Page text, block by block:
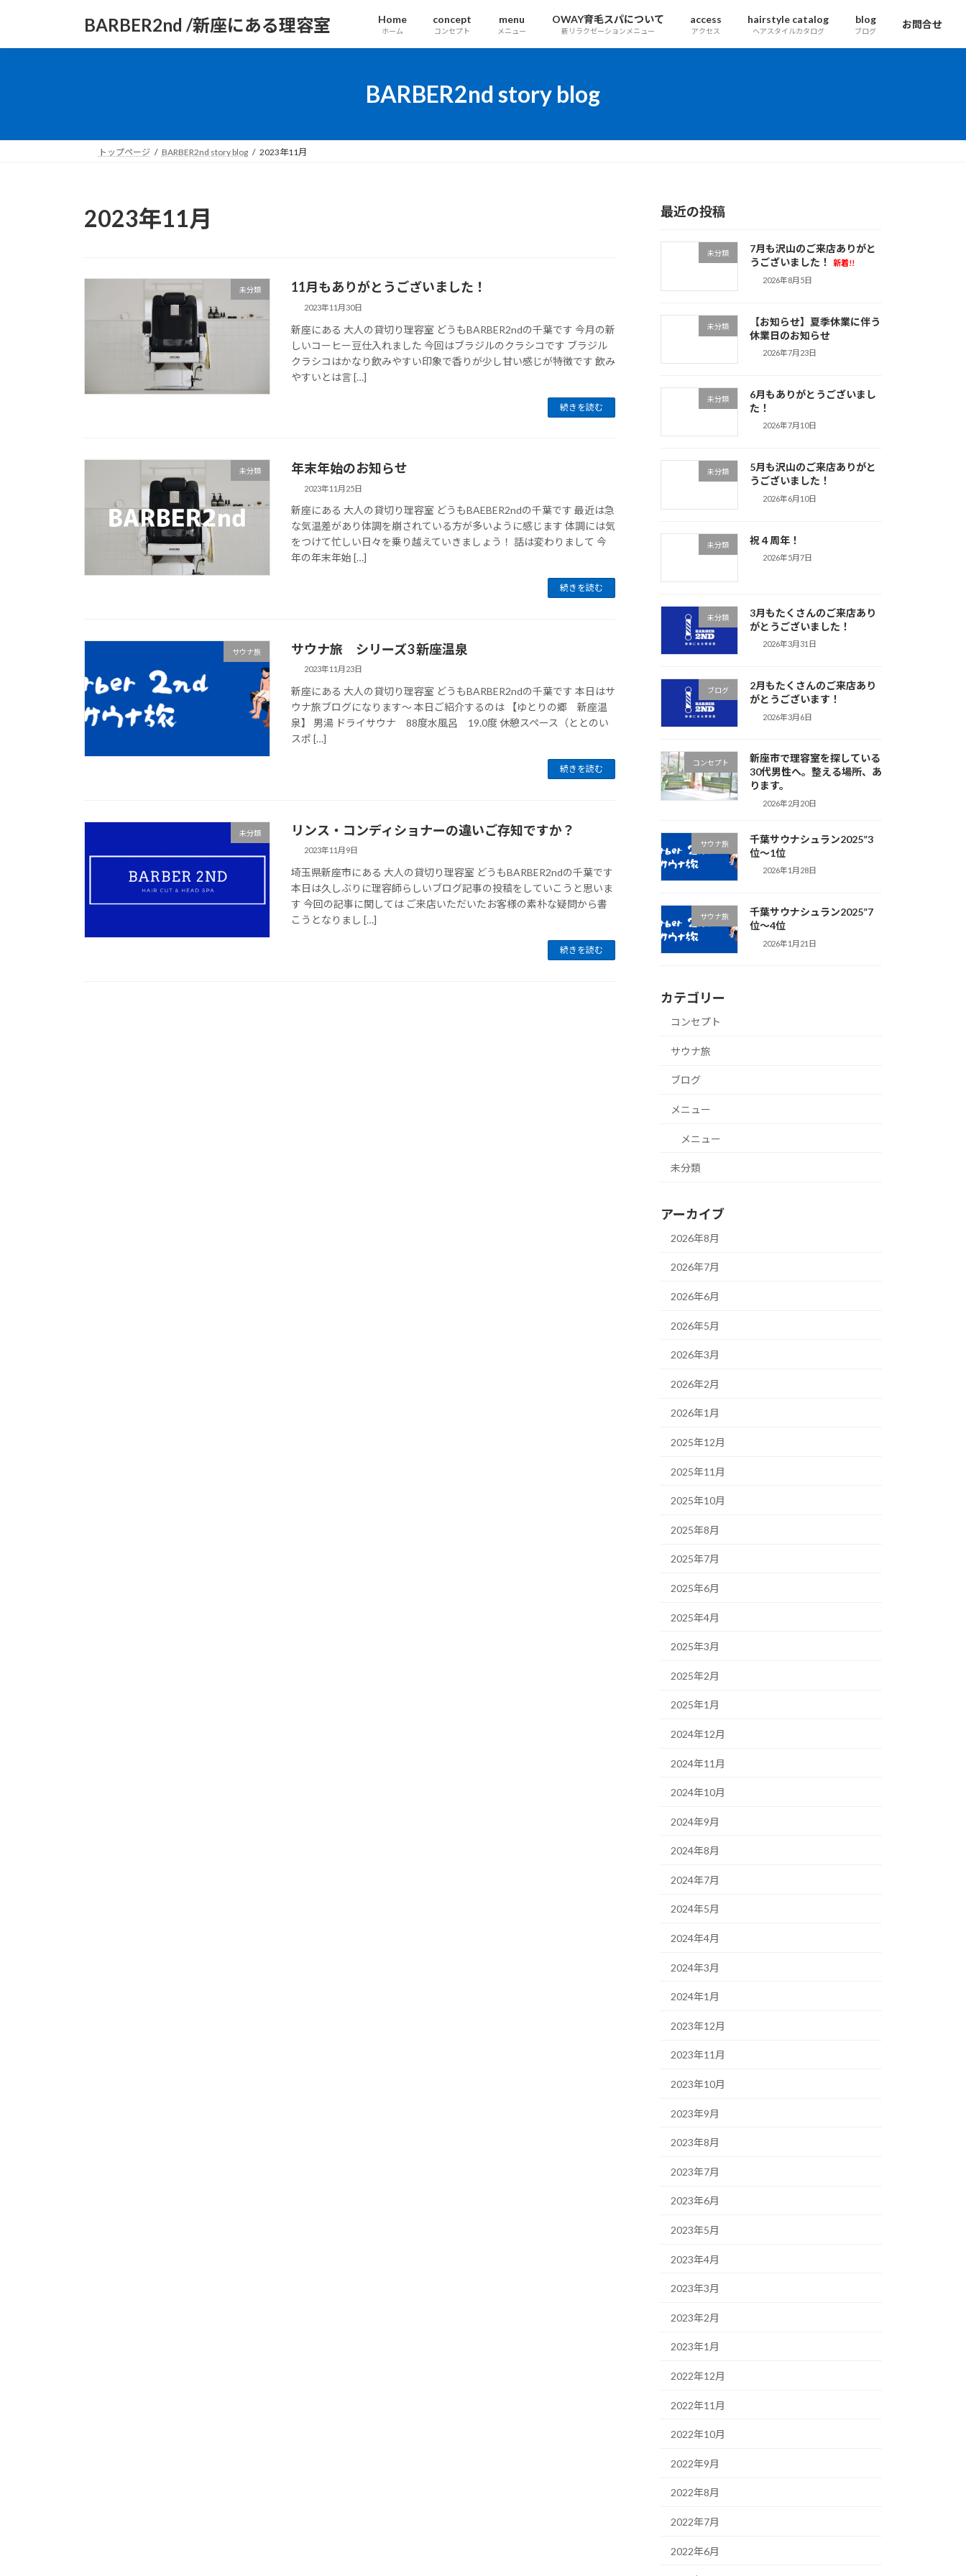
BARBER2nd /新座にある理容室 Home
ホーム
concept
コンセプト
menu
メニュー
OWAY育毛スパについて
新リラクゼーションメニュー
access
アクセス
hairstyle catalog
ヘアスタイルカタログ
blog
ブログ
お問合せ
BARBER2nd story blog
トップページ BARBER2nd story blog 2023年11月
2023年11月
未分類 11月もありがとうございました！
2023年11月30日
新座にある 大人の貸切り理容室 どうもBARBER2ndの千葉です 今月の新
しいコーヒー豆仕入れました 今回はブラジルのクラシコです ブラジル
クラシコはかなり飲みやすい印象で香りが少し甘い感じが特徴です 飲み
やすいとは言 […]
続きを読む
未分類 年末年始のお知らせ
2023年11月25日
新座にある 大人の貸切り理容室 どうもBAEBER2ndの千葉です 最近は急
な気温差があり体調を崩されている方が多いように感じます 体調には気
をつけて忙しい日々を乗り越えていきましょう！ 話は変わりまして 今
年の年末年始 […]
続きを読む
サウナ旅 サウナ旅 シリーズ3 新座温泉
2023年11月23日
新座にある 大人の貸切り理容室 どうもBARBER2ndの千葉です 本日はサ
ウナ旅ブログになります〜 本日ご紹介するのは 【ゆとりの郷 新座温
泉】 男湯 ドライサウナ 88度水風呂 19.0度 休憩スペース（ととのい
スポ […]
続きを読む
未分類 リンス・コンディショナーの違いご存知ですか？
2023年11月9日
埼玉県新座市にある 大人の貸切り理容室 どうもBARBER2ndの千葉です
本日は久しぶりに理容師らしいブログ記事の投稿をしていこうと思いま
す 今回の記事に関しては ご来店いただいたお客様の素朴な疑問から書
こうとなりまし […]
続きを読む
最近の投稿
未分類
7月も沢山のご来店ありがと
うございました！
新着!!
2026年8月5日
未分類
【お知らせ】夏季休業に伴う
休業日のお知らせ
2026年7月23日
未分類
6月もありがとうございまし
た！
2026年7月10日
未分類
5月も沢山のご来店ありがと
うございました！
2026年6月10日
未分類 祝４周年！
2026年5月7日
未分類
3月もたくさんのご来店あり
がとうございました！
2026年3月31日
ブログ
2月もたくさんのご来店あり
がとうございます！
2026年3月6日
コンセプト
新座市で理容室を探している
30代男性へ。整える場所、あ
ります。
2026年2月20日
サウナ旅
千葉サウナシュラン2025”3
位〜1位
2026年1月28日
サウナ旅
千葉サウナシュラン2025”7
位〜4位
2026年1月21日
カテゴリー
コンセプト
サウナ旅
ブログ
メニュー
メニュー
未分類
アーカイブ
2026年8月
2026年7月
2026年6月
2026年5月
2026年3月
2026年2月
2026年1月
2025年12月
2025年11月
2025年10月
2025年8月
2025年7月
2025年6月
2025年4月
2025年3月
2025年2月
2025年1月
2024年12月
2024年11月
2024年10月
2024年9月
2024年8月
2024年7月
2024年5月
2024年4月
2024年3月
2024年1月
2023年12月
2023年11月
2023年10月
2023年9月
2023年8月
2023年7月
2023年6月
2023年5月
2023年4月
2023年3月
2023年2月
2023年1月
2022年12月
2022年11月
2022年10月
2022年9月
2022年8月
2022年7月
2022年6月